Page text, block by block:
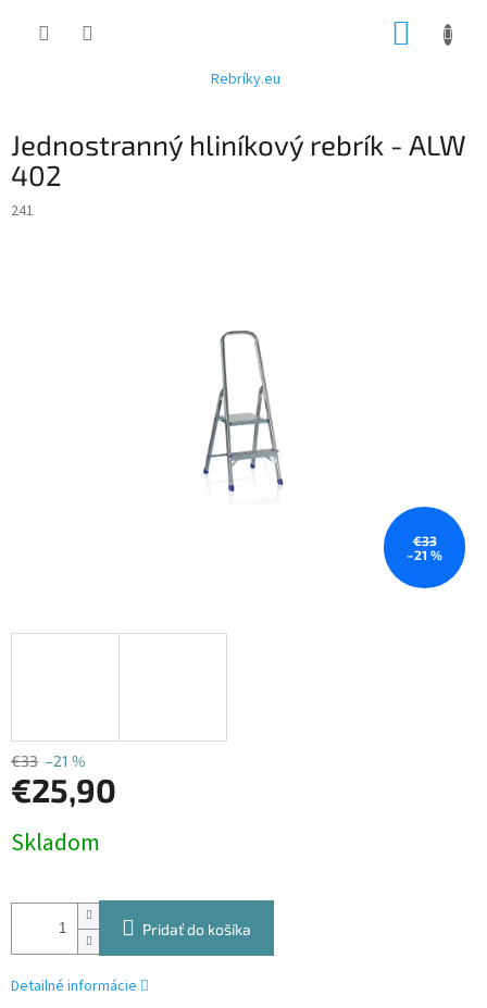
Rebríky.eu
Jednostranný hliníkový rebrík - ALW
402
241
€33
–21 %
€33 –21 %
€25,90
cena:
Skladom
Pridať do košíka
Detailné informácie